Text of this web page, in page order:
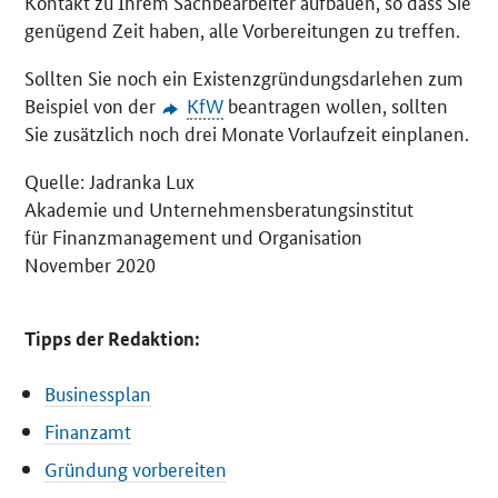
genügend Zeit haben, alle Vorbereitungen zu treffen.
Sollten Sie noch ein Existenzgründungsdarlehen zum
Beispiel von der
KfWbeantragen wollen, sollten
Sie zusätzlich noch drei Monate Vorlaufzeit einplanen.
Quelle: Jadranka Lux
Akademie und Unternehmensberatungsinstitut
für Finanzmanagement und Organisation
November 2020
Tipps der Redaktion:
Businessplan
Finanzamt
Gründung vorbereiten